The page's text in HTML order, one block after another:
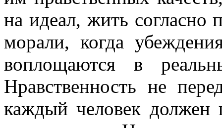
на идеал, жить
морали, когда
воплощаются в
Нравственность не
каждый человек должен